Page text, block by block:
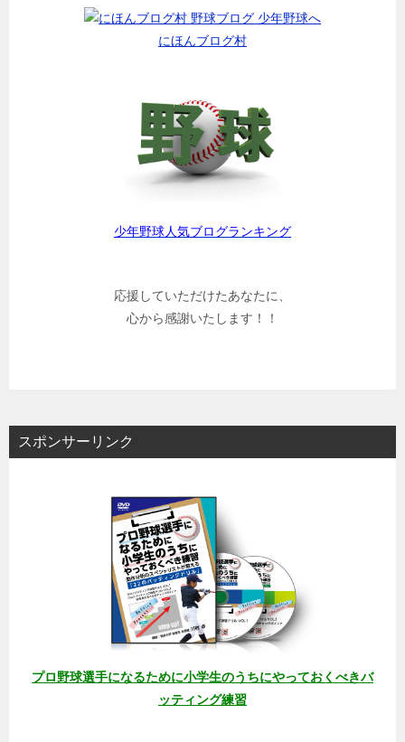
にほんブログ村
少年野球人気ブログランキング
応援していただけたあなたに、
心から感謝いたします！！
スポンサーリンク
プロ野球選手になるために小学生のうちにやっておくべきバ
ッティング練習